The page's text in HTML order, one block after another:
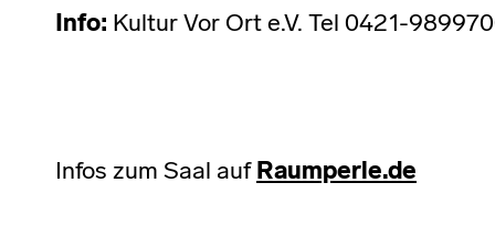
Info: Kultur Vor Ort e.V. Tel 0421-
Infos zum Saal auf Raumperle.de